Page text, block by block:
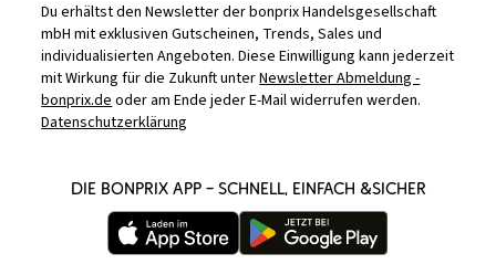
Du erhältst den Newsletter der bonprix Handelsgesellschaft
mbH mit exklusiven Gutscheinen, Trends, Sales und
individualisierten Angeboten. Diese Einwilligung kann jederzeit
mit Wirkung für die Zukunft unterNewsletter Abmeldung -
bonprix.deoder am Ende jeder E-Mail widerrufen werden.
Datenschutzerklärung
DIE BONPRIX APP – SCHNELL, EINFACH &SICHER